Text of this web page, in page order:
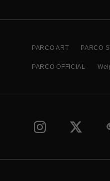
PARCO ART PARCO
PARCO OFFICIAL